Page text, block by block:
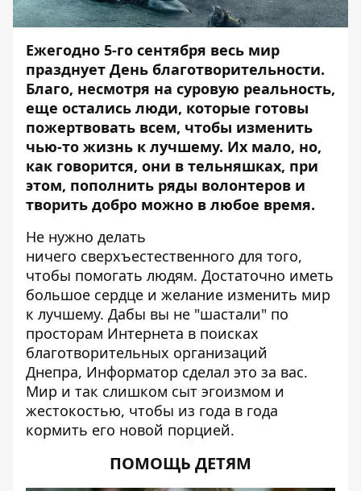
Ежегодно 5-го сентября весь мир
празднует День благотворительности.
Благо, несмотря на суровую реальность,
еще остались люди, которые готовы
пожертвовать всем, чтобы изменить
чью-то жизнь к лучшему. Их мало, но,
как говорится, они в тельняшках, при
этом, пополнить ряды волонтеров и
творить добро можно в любое время.
Не нужно делать
ничего сверхъестественного для того,
чтобы помогать людям. Достаточно иметь
большое сердце и желание изменить мир
к лучшему. Дабы вы не "шастали" по
просторам Интернета в поисках
благотворительных организаций
Днепра, Информатор сделал это за вас.
Мир и так слишком сыт эгоизмом и
жестокостью, чтобы из года в года
кормить его новой порцией.
ПОМОЩЬ ДЕТЯМ